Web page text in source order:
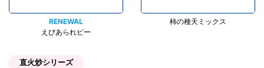
RENEWAL
えびあられピー
柿の種天ミックス
直火炒シリーズ